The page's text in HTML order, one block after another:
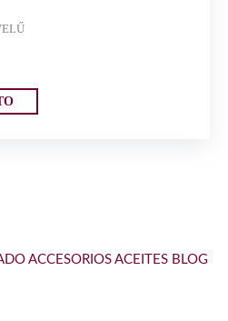
ACCESORIOS ACEITES BLOG